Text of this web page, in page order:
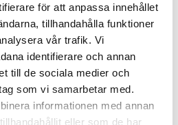
för att anpassa innehållet
tillhandahålla funktioner
vår trafik. Vi
identifierare och annan
till de sociala medier och
som vi samarbetar med.
informationen med annan
eller som de har
och Boliden Bergsöe
ungdomar som står inför
i en industri- och
möjligheter för
kött på benen och bättre
och
som industrin i Landskrona